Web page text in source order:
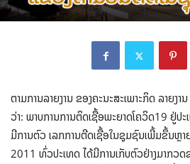
ຕາມການລາຍງານ ຂອງຄະນະສະເພາະກິດ ລາຍ
ວ່າ: ພາບການການຕິດເຊື້ອພະຍາດໂຄວິດ19 ຢູ່ປະ
ມີການຕົວ ເລກການຕີດເຊື້ອໃນຊຸມຊົນເພີ້ມຂຶ້ນຫຼ
2011 ທົ່ວປະເທດ ໄດ້ມີການເກັບຕົວຢ່າງມາກວ